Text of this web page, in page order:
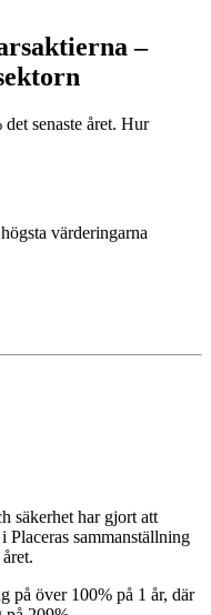
–
senaste året. Hur
värderingarna
säkerhet har gjort att
Placeras sammanställning
på över 100% på 1 år, där